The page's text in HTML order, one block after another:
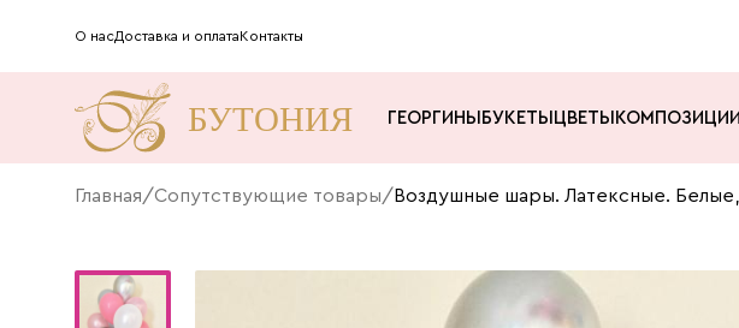
О насДоставка и оплатаКонтакты
ГЕОРГИНЫ БУКЕТЫ ЦВЕТЫ КОМПОЗИЦИИ
Главная/Сопутствующие товары/ Воздушные шары. Латексные.